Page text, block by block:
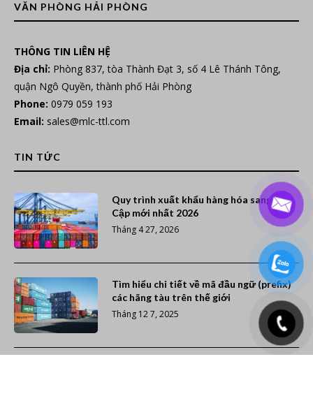
VĂN PHÒNG HẢI PHÒNG
THÔNG TIN LIÊN HỆ
Địa chỉ: Phòng 837, tòa Thành Đạt 3, số 4 Lê Thánh Tông,
quận Ngô Quyền, thành phố Hải Phòng
Phone: 0979 059 193
Email: sales@mlc-ttl.com
TIN TỨC
Quy trình xuất khẩu hàng hóa sang Ai
Cập mới nhất 2026
Tháng 4 27, 2026
Tìm hiểu chi tiết về mã đầu ngữ (prefix)
các hãng tàu trên thế giới
Tháng 12 7, 2025